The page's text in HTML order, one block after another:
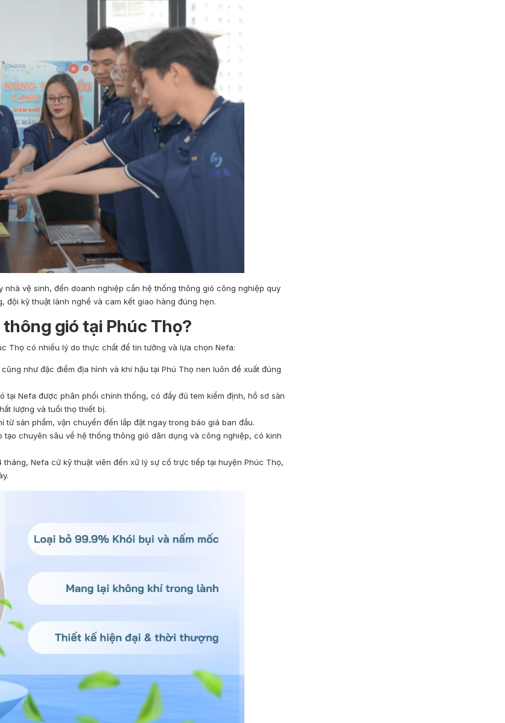
vệ sinh, đến doanh nghiệp cần hệ thống thông gió công nghiệp quy
kỹ thuật lành nghề và cam kết giao hàng đúng hẹn.
gió tại Phúc Thọ?
Thọ có nhiều lý do thực chất để tin tưởng và lựa chọn Nefa:
như đặc điểm địa hình và khí hậu tại Phú Thọ nen luôn đề xuất đúng
tại Nefa được phân phối chính thống, có đầy đủ tem kiểm định, hồ sơ sản
lượng và tuổi thọ thiết bị.
từ sản phẩm, vận chuyển đến lắp đặt ngay trong báo giá ban đầu.
tạo chuyên sâu về hệ thống thông gió dân dụng và công nghiệp, có kinh
tháng, Nefa cử kỹ thuật viên đến xử lý sự cố trực tiếp tại huyện Phúc Thọ,